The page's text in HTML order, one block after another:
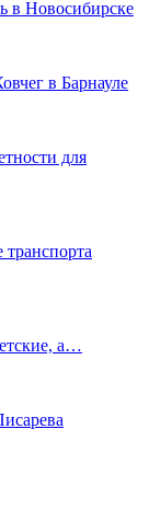
в Новосибирске
в Барнауле
для
а…